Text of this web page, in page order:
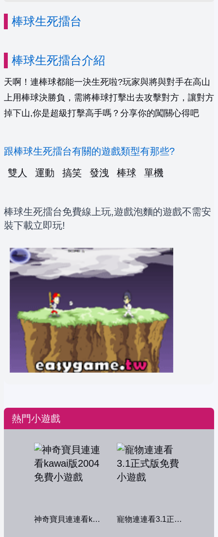
棒球生死擂台
棒球生死擂台介紹
天啊！連棒球都能一決生死啦?玩家與將與對手在高山
上用棒球決勝負，需將棒球打擊出去攻擊對方，讓對方
掉下山,你是超級打擊高手嗎？分享你的闖關心得吧
跟棒球生死擂台有關的遊戲類型有那些?
雙人
運動 搞笑 發洩 棒球 單機
棒球生死擂台免費線上玩,遊戲泡麵的遊戲不需安
裝下載立即玩!
熱門小遊戲
神奇寶貝連連看kawai版2004 寵物連連看3.1正式版